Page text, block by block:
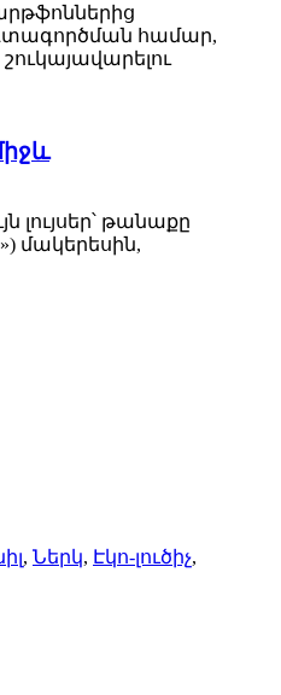
համար,
լույսեր՝ թանաքը
մակերեսին,
, Ներկ, Էկո-լուծիչ,